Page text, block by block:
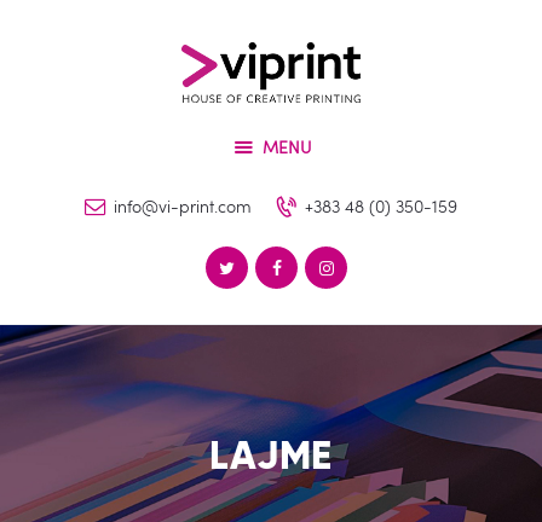
MENU
info@vi-print.com +383 48 (0) 350-159
LAJME
VIPRINT
Shërbimet
Produktet
Lajme